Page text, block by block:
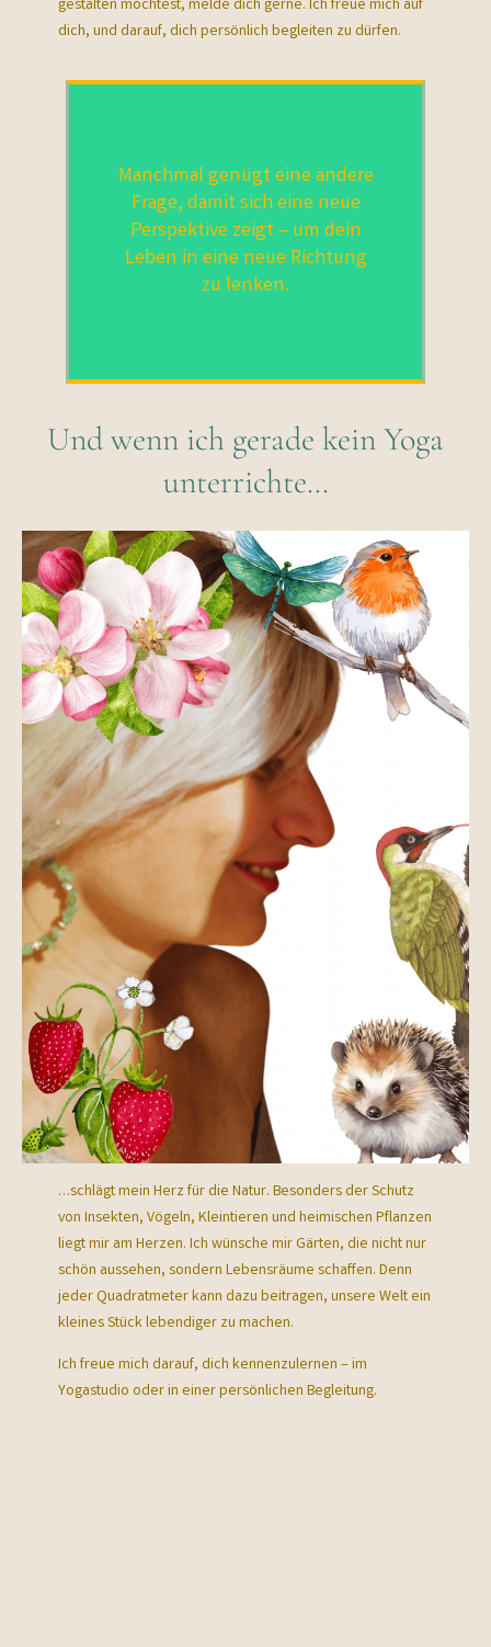
gestalten möchtest, melde dich gerne. Ich freue mich auf
dich, und darauf, dich persönlich begleiten zu dürfen.
Manchmal genügt eine andere
Frage, damit sich eine neue
Perspektive zeigt – um dein
Leben in eine neue Richtung
zu lenken.
Und wenn ich gerade kein Yoga
unterrichte…
…schlägt mein Herz für die Natur. Besonders der Schutz
von Insekten, Vögeln, Kleintieren und heimischen Pflanzen
liegt mir am Herzen. Ich wünsche mir Gärten, die nicht nur
schön aussehen, sondern Lebensräume schaffen. Denn
jeder Quadratmeter kann dazu beitragen, unsere Welt ein
kleines Stück lebendiger zu machen.
Ich freue mich darauf, dich kennenzulernen – im
Yogastudio oder in einer persönlichen Begleitung.